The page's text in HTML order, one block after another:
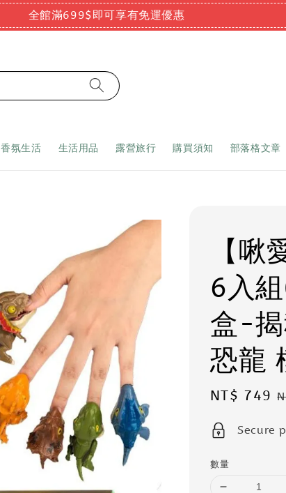
全館滿699$即可享有免運優惠
香氛生活 生活用品 露營旅行 購買須知 部落格文章
【
6入
盒-
恐龍
Sale
NT$ 749
Secure
數量